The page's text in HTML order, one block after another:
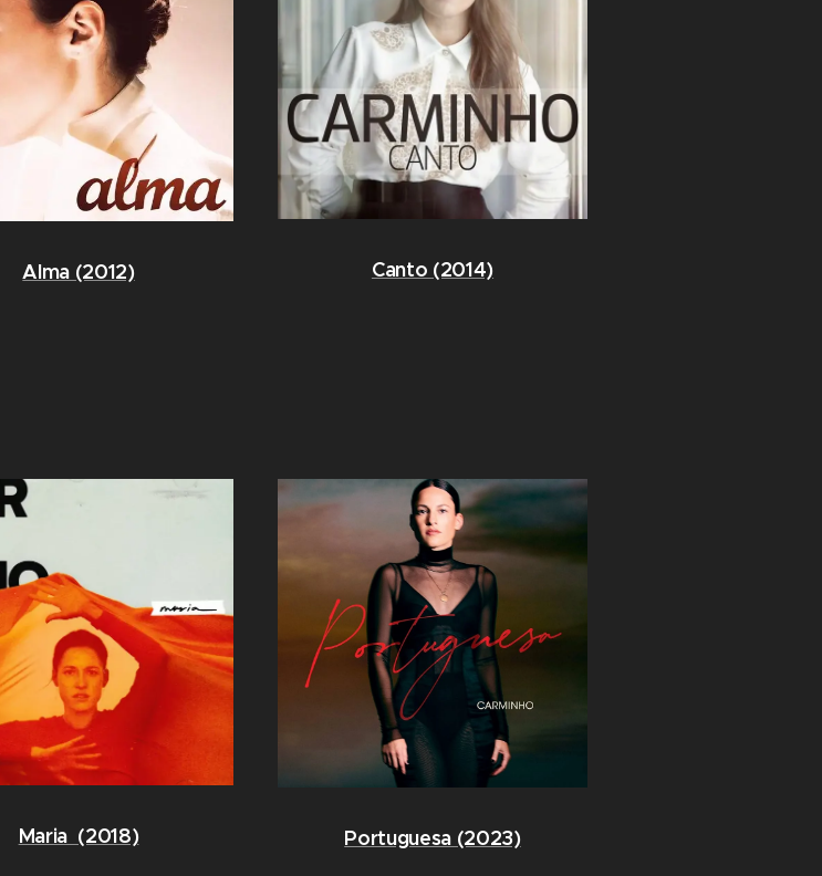
Alma (2012) Canto (2014)
Maria (2018) Portuguesa (2023)